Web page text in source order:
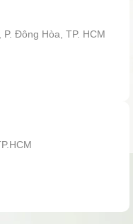
Đông Hòa, TP. HCM